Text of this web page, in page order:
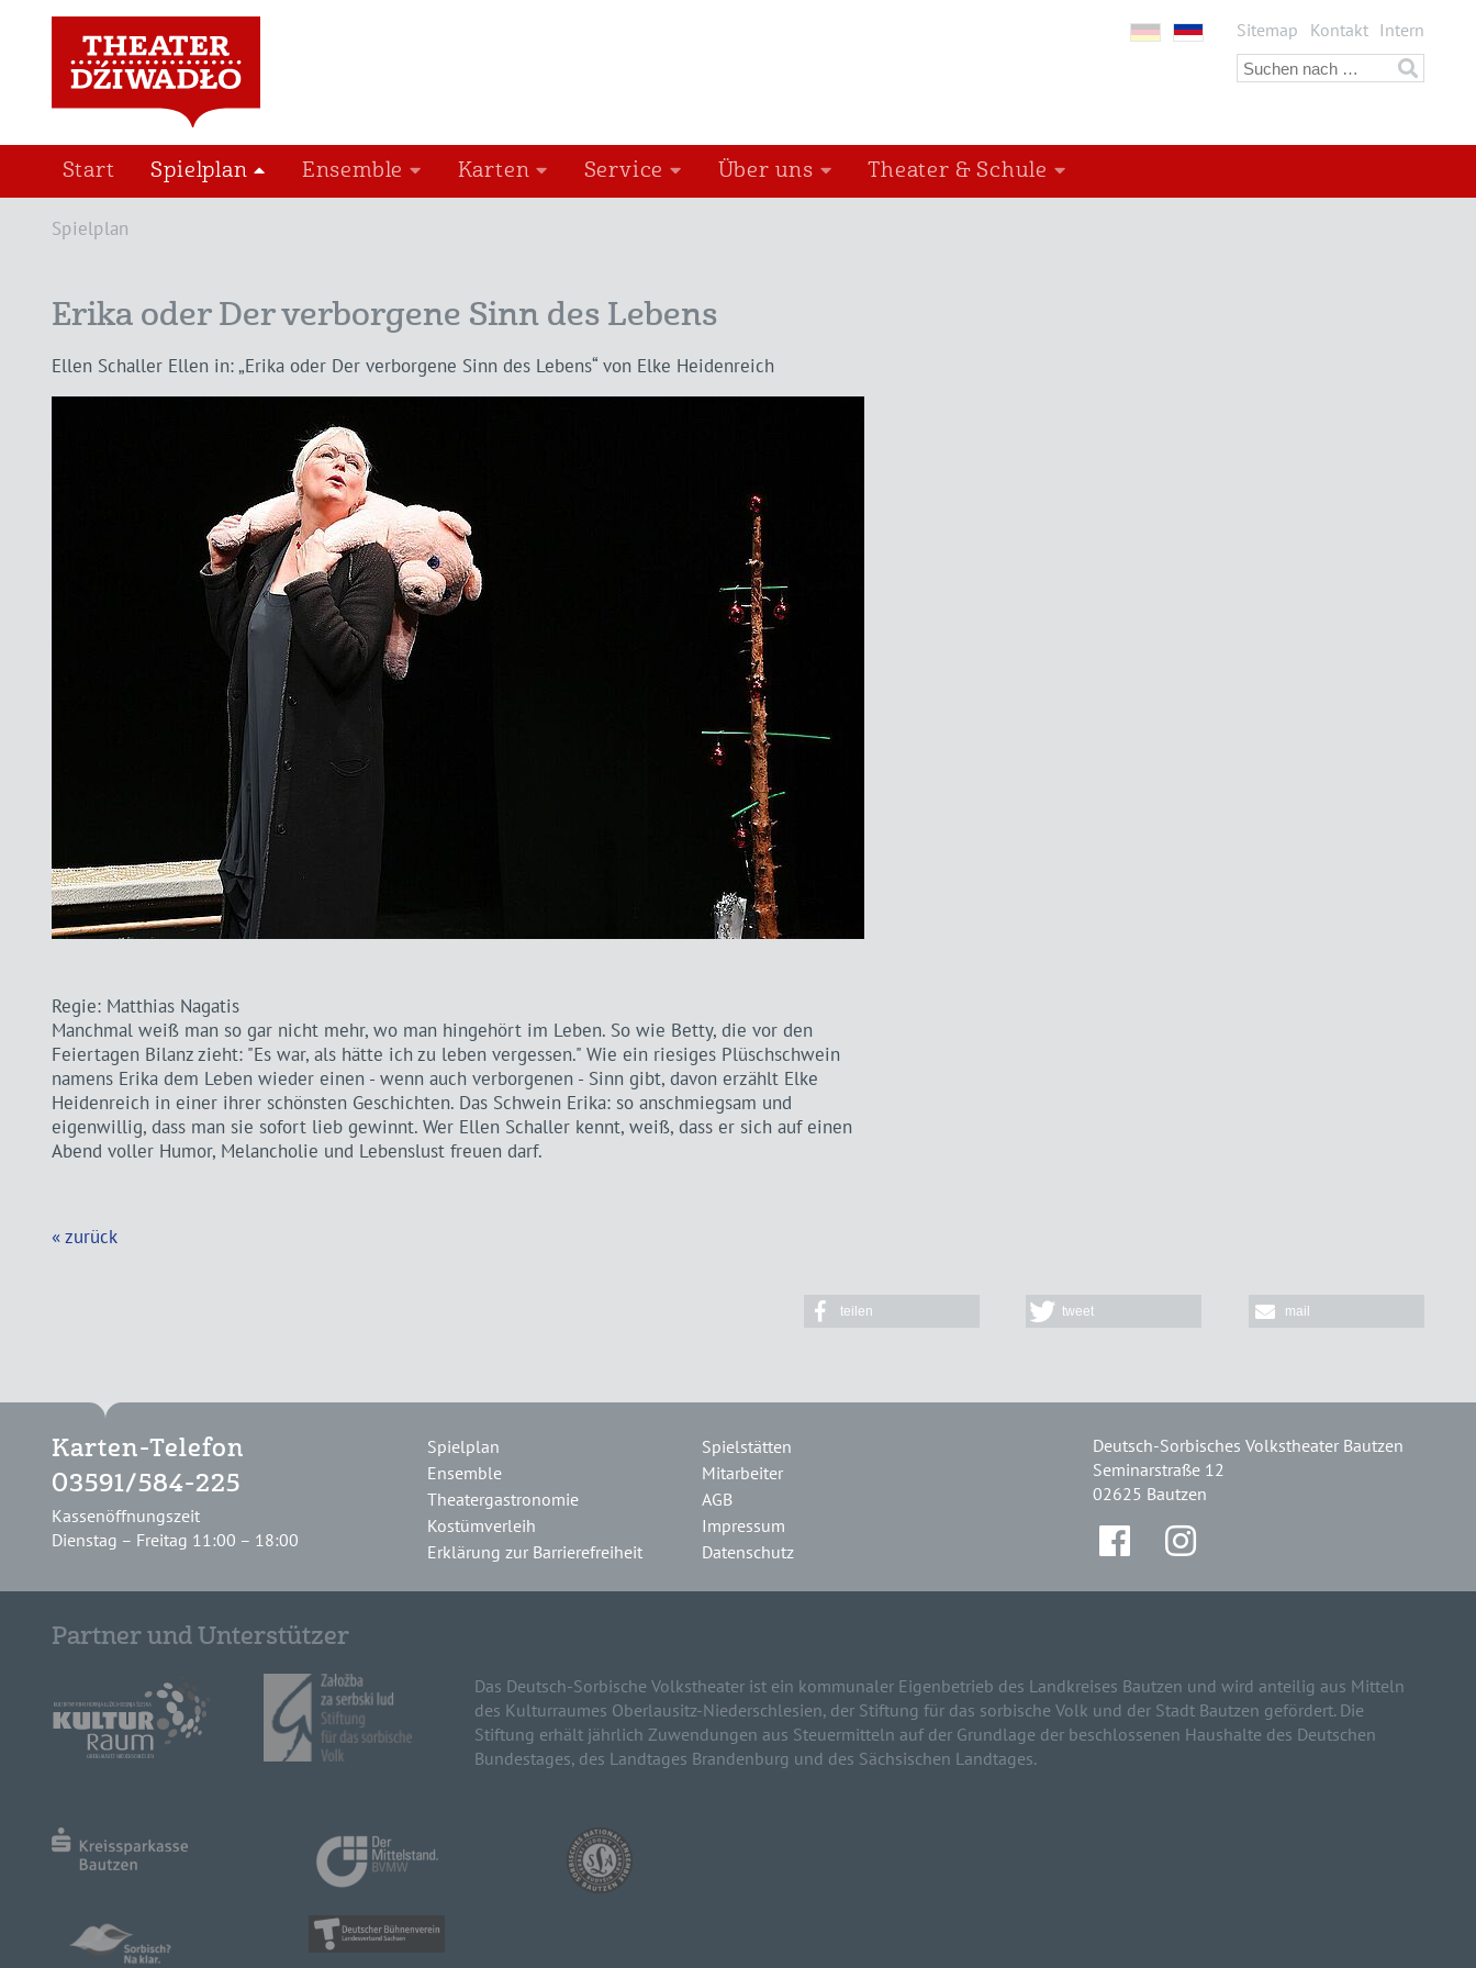
Sitemap Kontakt Intern
Start Spielplan Ensemble Karten Service Über uns Theater & Schule
Spielplan
Erika oder Der verborgene Sinn des Lebens
Ellen Schaller Ellen in: „Erika oder Der verborgene Sinn des Lebens“ von Elke Heidenreich
Regie: Matthias Nagatis
Manchmal weiß man so gar nicht mehr, wo man hingehört im Leben. So wie Betty, die vor den
Feiertagen Bilanz zieht: "Es war, als hätte ich zu leben vergessen." Wie ein riesiges Plüschschwein
namens Erika dem Leben wieder einen - wenn auch verborgenen - Sinn gibt, davon erzählt Elke
Heidenreich in einer ihrer schönsten Geschichten. Das Schwein Erika: so anschmiegsam und
eigenwillig, dass man sie sofort lieb gewinnt. Wer Ellen Schaller kennt, weiß, dass er sich auf einen
Abend voller Humor, Melancholie und Lebenslust freuen darf.
« zurück
teilen tweet mail
Karten-Telefon
03591/584-225
Kassenöffnungszeit
Dienstag – Freitag 11:00 – 18:00
Spielplan
Ensemble
Theatergastronomie
Kostümverleih
Erklärung zur Barrierefreiheit
Spielstätten
Mitarbeiter
AGB
Impressum
Datenschutz
Deutsch-Sorbisches Volkstheater Bautzen
Seminarstraße 12
02625 Bautzen
Partner und Unterstützer
Das Deutsch-Sorbische Volkstheater ist ein kommunaler Eigenbetrieb des Landkreises Bautzen und wird anteilig aus Mitteln
des Kulturraumes Oberlausitz-Niederschlesien, der Stiftung für das sorbische Volk und der Stadt Bautzen gefördert. Die
Stiftung erhält jährlich Zuwendungen aus Steuermitteln auf der Grundlage der beschlossenen Haushalte des Deutschen
Bundestages, des Landtages Brandenburg und des Sächsischen Landtages.